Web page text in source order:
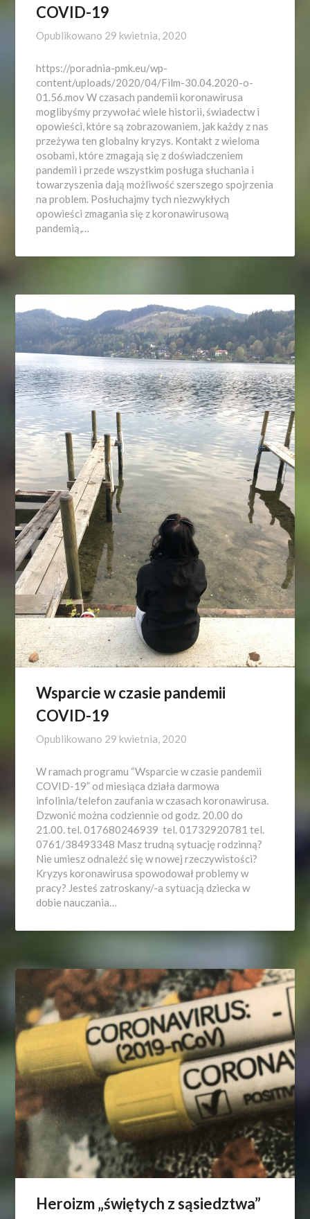
COVID-19
Opublikowano 29 kwietnia, 2020
https://poradnia-pmk.eu/wp-
content/uploads/2020/04/Film-30.04.2020-o-
01.56.mov W czasach pandemii koronawirusa
moglibyśmy przywołać wiele historii, świadectw i
opowieści, które są zobrazowaniem, jak każdy z nas
przeżywa ten globalny kryzys. Kontakt z wieloma
osobami, które zmagają się z doświadczeniem
pandemii i przede wszystkim posługa słuchania i
towarzyszenia dają możliwość szerszego spojrzenia
na problem. Posłuchajmy tych niezwykłych
opowieści zmagania się z koronawirusową
pandemią,…
Wsparcie w czasie pandemii
COVID-19
Opublikowano 29 kwietnia, 2020
W ramach programu “Wsparcie w czasie pandemii
COVID-19” od miesiąca działa darmowa
infolinia/telefon zaufania w czasach koronawirusa.
Dzwonić można codziennie od godz. 20.00 do
21.00. tel. 017680246939 tel. 01732920781 tel.
0761/38493348 Masz trudną sytuację rodzinną?
Nie umiesz odnaleźć się w nowej rzeczywistości?
Kryzys koronawirusa spowodował problemy w
pracy? Jesteś zatroskany/-a sytuacją dziecka w
dobie nauczania…
Heroizm „świętych z sąsiedztwa”